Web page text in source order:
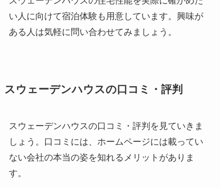
い人に向けて宿泊体験も用意しています。興味が
ある人は気軽に問い合わせてみましょう。
スウェーデンハウスの口コミ・評判
スウェーデンハウスの口コミ・評判を見ていきま
しょう。口コミには、ホームページには載ってい
ない会社の本当の姿を知れるメリットがありま
す。